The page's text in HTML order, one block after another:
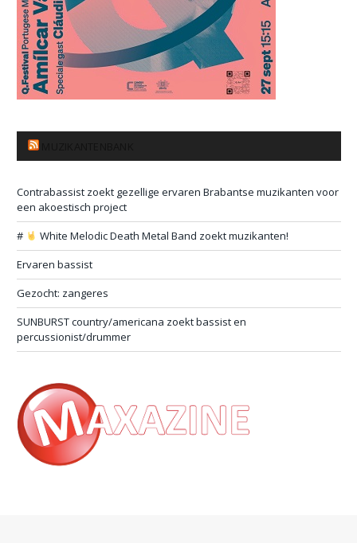
Contrabassist zoekt gezellige ervaren Brabantse muzikanten voor
een akoestisch project
#
White Melodic Death Metal Band zoekt muzikanten!
Ervaren bassist
Gezocht: zangeres
SUNBURST country/americana zoekt bassist en
percussionist/drummer